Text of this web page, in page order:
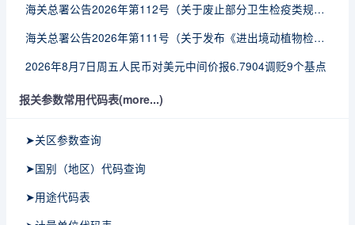
海关总署公告2026年第112号（关于废止部分卫生检疫类规范性文件的公告）
海关总署公告2026年第111号（关于发布《进出境动植物检疫处理监督管理工作规定》《进出境卫生处理监督管理工作规定》的公告）
2026年8月7日周五人民币对美元中间价报6.7904调贬9个基点
报关参数常用代码表(more...)
➤关区参数查询
➤国别（地区）代码查询
➤用途代码表